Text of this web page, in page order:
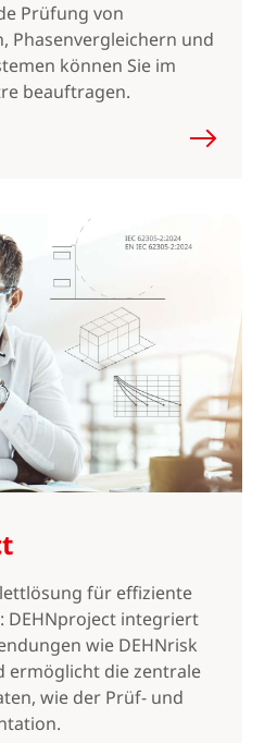
Prüfung von
Phasenvergleichern und
können Sie im
beauftragen.
für effiziente
DEHNproject integriert
wie DEHNrisk
ermöglicht die zentrale
wie der Prüf- und